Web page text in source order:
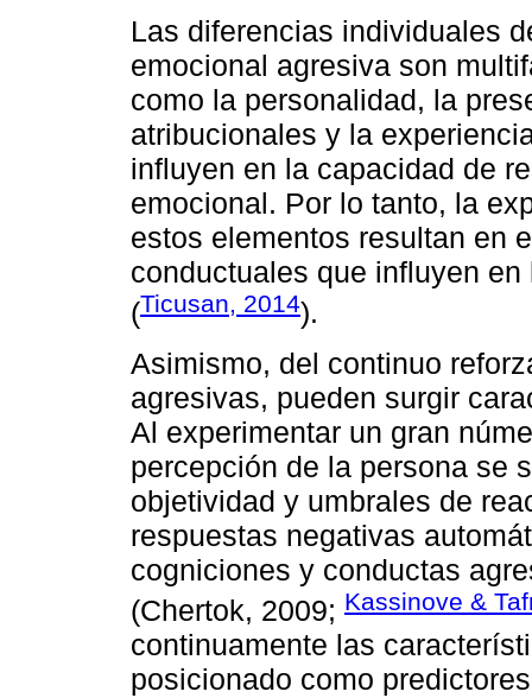
Las diferencias individuales
emocional agresiva son
como la personalidad, la
atribucionales y la
influyen en la capacidad de
emocional. Por lo tanto, la
estos elementos resultan en
conductuales que influyen
(Ticusan, 2014).
Asimismo, del continuo
agresivas, pueden surgir
Al experimentar un gran
percepción de la persona se
objetividad y umbrales de
respuestas negativas
cogniciones y conductas
(Chertok, 2009; Kassinove &
continuamente las
posicionado como